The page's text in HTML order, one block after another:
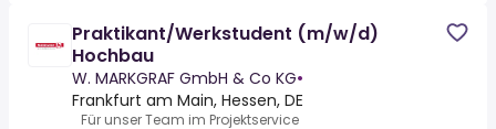
Praktikant/Werkstudent (m/w/d)
Hochbau
W. MARKGRAF GmbH & Co KG•
Frankfurt am Main, Hessen, DE
Für unser Team im Projektservice